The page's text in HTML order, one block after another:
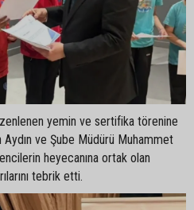
yemin ve sertifika törenine
ve Şube Müdürü Muhammet
heyecanına ortak olan
tebrik etti.